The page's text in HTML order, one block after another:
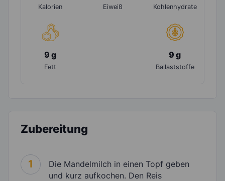
Kalorien Eiweiß Kohlenhydrate
9 g
Fett
9 g
Ballaststoffe
Zubereitung
1
Die Mandelmilch in einen Topf geben
und kurz aufkochen. Den Reis